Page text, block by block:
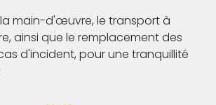
main-d'œuvre, le transport à
ainsi que le remplacement des
d'incident, pour une tranquillité